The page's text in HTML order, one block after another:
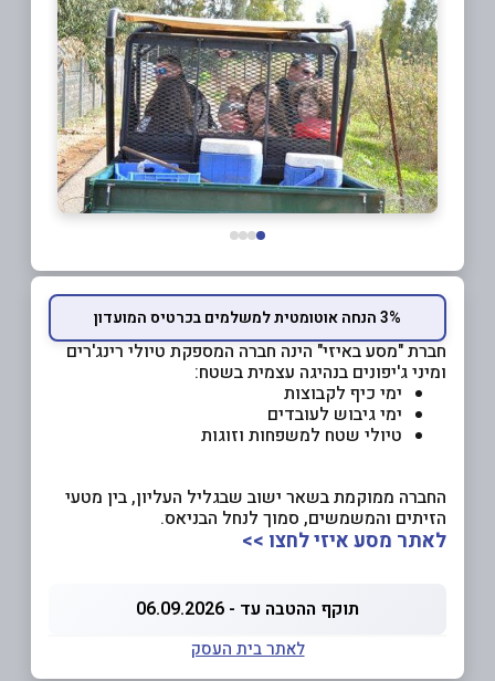
3% הנחה אוטומטית למשלמים בכרטיס המועדון
חברת "מסע באיזי" הינה חברה המספקת טיולי רינג'רים
ומיני ג'יפונים בנהיגה עצמית בשטח:
ימי כיף לקבוצות
ימי גיבוש לעובדים
טיולי שטח למשפחות וזוגות
החברה ממוקמת בשאר ישוב שבגליל העליון, בין מטעי
הזיתים והמשמשים, סמוך לנחל הבניאס.
לאתר מסע איזי לחצו >>
תוקף ההטבה עד - 06.09.2026
לאתר בית העסק